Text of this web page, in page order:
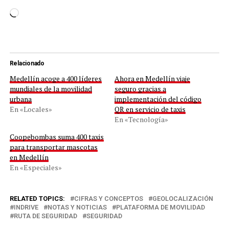
Cargando...
Relacionado
Medellín acoge a 400 líderes
mundiales de la movilidad
urbana
En «Locales»
Ahora en Medellín viaje
seguro gracias a
implementación del código
QR en servicio de taxis
En «Tecnología»
Coopebombas suma 400 taxis
para transportar mascotas
en Medellín
En «Especiales»
RELATED TOPICS: CIFRAS Y CONCEPTOS
GEOLOCALIZACIÓN
INDRIVE
NOTAS Y NOTICIAS
PLATAFORMA DE MOVILIDAD
RUTA DE SEGURIDAD
SEGURIDAD